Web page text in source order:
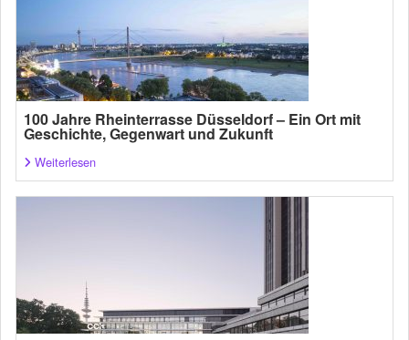
100 Jahre Rheinterrasse Düsseldorf – Ein Ort mit
Geschichte, Gegenwart und Zukunft
Weiterlesen